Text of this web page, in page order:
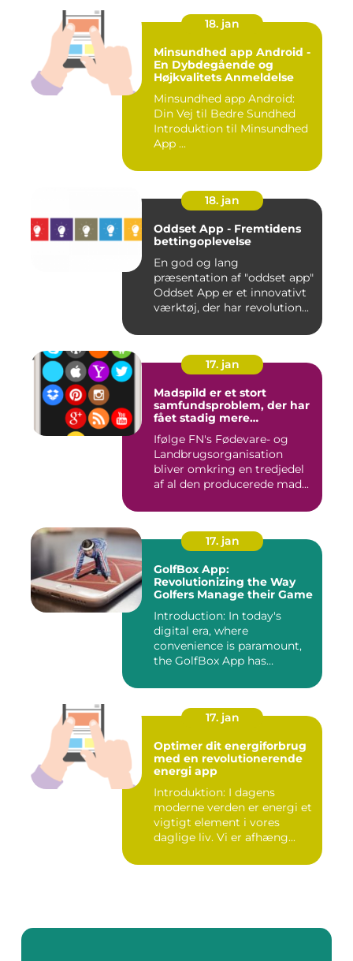
18. jan
Minsundhed app Android -
En Dybdegående og
Højkvalitets Anmeldelse
Minsundhed app Android:
Din Vej til Bedre Sundhed
Introduktion til Minsundhed
App ...
18. jan
Oddset App - Fremtidens
bettingoplevelse
En god og lang
præsentation af "oddset app"
Oddset App er et innovativt
værktøj, der har revolution...
17. jan
Madspild er et stort
samfundsproblem, der har
fået stadig mere
seneste år
Ifølge FN's Fødevare- og
Landbrugsorganisation
bliver omkring en tredjedel
af al den producerede mad...
17. jan
GolfBox App:
Revolutionizing the Way
Golfers Manage their Game
Introduction: In today's
digital era, where
convenience is paramount,
the GolfBox App has
17. jan
Optimer dit energiforbrug
med en revolutionerende
energi app
Introduktion: I dagens
moderne verden er energi et
vigtigt element i vores
daglige liv. Vi er afhæng...